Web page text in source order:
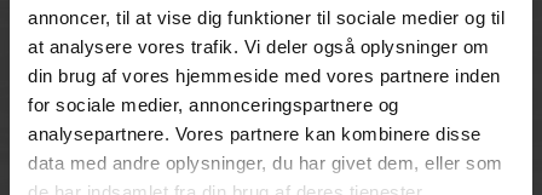
annoncer, til at vise dig funktioner til sociale medier og til
at analysere vores trafik. Vi deler også oplysninger om
din brug af vores hjemmeside med vores partnere inden
for sociale medier, annonceringspartnere og
analysepartnere. Vores partnere kan kombinere disse
data med andre oplysninger, du har givet dem, eller som
Tilmeld kundeklub
Få nyheder og inspiration
TILMELD